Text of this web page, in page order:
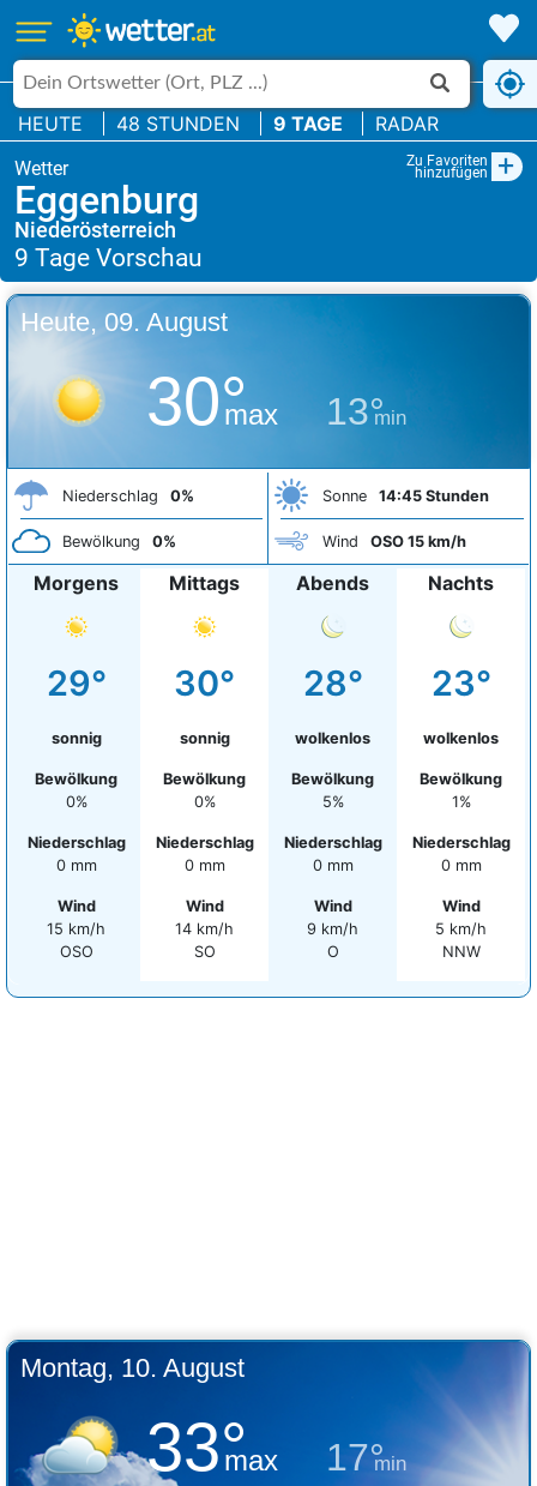
HEUTE 48 STUNDEN 9 TAGE RADAR
Zu Favoriten
hinzufügen +
Eggenburg
Niederösterreich
Heute, 09. August
30°
max 13°
min
Niederschlag 0%
Bewölkung 0%
Sonne 14:45 Stunden
Wind OSO 15 km/h
Morgens
29°
sonnig
Bewölkung
0%
Niederschlag
0 mm
Wind
15 km/h
OSO
Mittags
30°
sonnig
Bewölkung
0%
Niederschlag
0 mm
Wind
14 km/h
SO
Abends
28°
wolkenlos
Bewölkung
5%
Niederschlag
0 mm
Wind
9 km/h
O
Nachts
23°
wolkenlos
Bewölkung
1%
Niederschlag
0 mm
Wind
5 km/h
NNW
Montag, 10. August
33°
max 17°
min